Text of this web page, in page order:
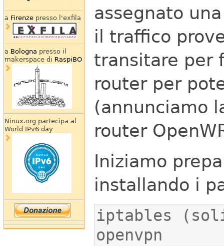
a Firenzepresso l'exfila
a Bologna presso il
makerspace di RaspiBO
Ninux.org partecipa al
World IPv6 day
assegnato
il traffico
transitare per
router per
(annunciamo
router
Iniziamo
installando i
openvpn